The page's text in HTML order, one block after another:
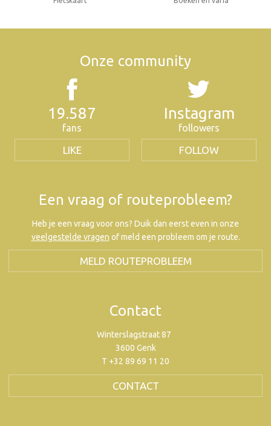
Onze community
19.587
fans
LIKE
Instagram
followers
FOLLOW
Een vraag of routeprobleem?
Heb je een vraag voor ons? Duik dan eerst even in onze
veelgestelde vragen of meld een probleem om je route.
MELD ROUTEPROBLEEM
Contact
Winterslagstraat 87
3600 Genk
T +32 89 69 11 20
CONTACT